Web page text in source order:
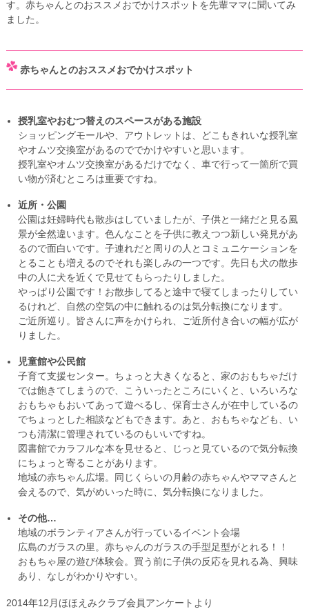
す。赤ちゃんとのおススメおでかけスポットを先輩ママに聞いてみ
ました。
赤ちゃんとのおススメおでかけスポット
授乳室やおむつ替えのスペースがある施設
ショッピングモールや、アウトレットは、どこもきれいな授乳室
やオムツ交換室があるのででかけやすいと思います。
授乳室やオムツ交換室があるだけでなく、車で行って一箇所で買
い物が済むところは重要ですね。
近所・公園
公園は妊婦時代も散歩はしていましたが、子供と一緒だと見る風
景が全然違います。色んなことを子供に教えつつ新しい発見があ
るので面白いです。子連れだと周りの人とコミュニケーションを
とることも増えるのでそれも楽しみの一つです。先日も犬の散歩
中の人に犬を近くで見せてもらったりしました。
やっぱり公園です！お散歩してると途中で寝てしまったりしてい
るけれど、自然の空気の中に触れるのは気分転換になります。
ご近所巡り。皆さんに声をかけられ、ご近所付き合いの幅が広が
りました。
児童館や公民館
子育て支援センター。ちょっと大きくなると、家のおもちゃだけ
では飽きてしまうので、こういったところにいくと、いろいろな
おもちゃもおいてあって遊べるし、保育士さんが在中しているの
でちょっとした相談などもできます。あと、おもちゃなども、い
つも清潔に管理されているのもいいですね。
図書館でカラフルな本を見せると、じっと見ているので気分転換
にちょっと寄ることがあります。
地域の赤ちゃん広場。同じくらいの月齢の赤ちゃんやママさんと
会えるので、気がめいった時に、気分転換になりました。
その他…
地域のボランティアさんが行っているイベント会場
広島のガラスの里。赤ちゃんのガラスの手型足型がとれる！！
おもちゃ屋の遊び体験会。買う前に子供の反応を見れる為、興味
あり、なしがわかりやすい。
2014年12月ほほえみクラブ会員アンケートより